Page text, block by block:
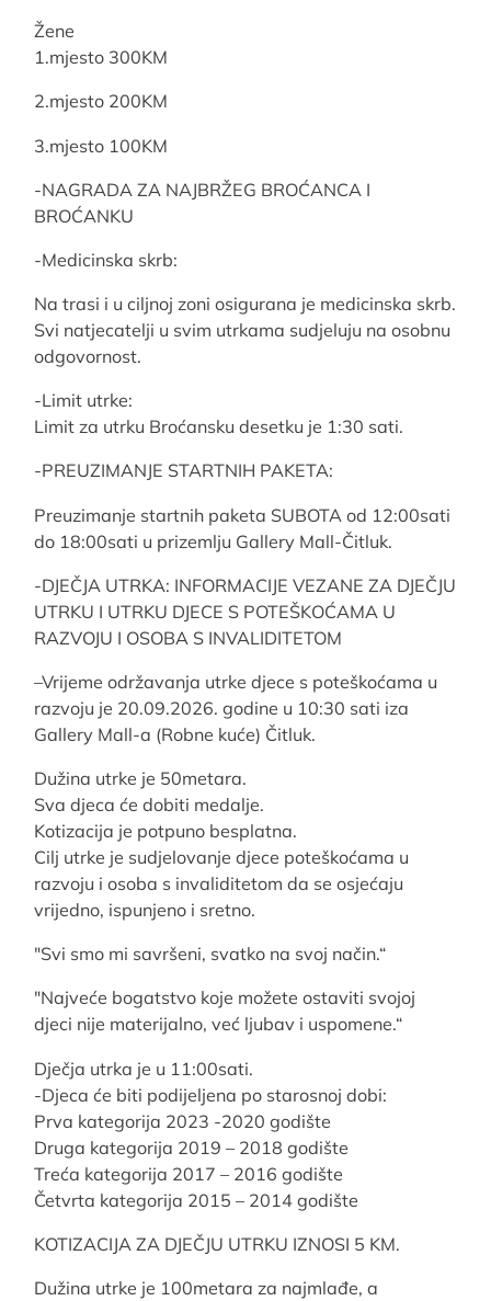
Žene
1.mjesto 300KM
2.mjesto 200KM
3.mjesto 100KM
-NAGRADA ZA NAJBRŽEG BROĆANCA I
BROĆANKU
-Medicinska skrb:
Na trasi i u ciljnoj zoni osigurana je medicinska skrb.
Svi natjecatelji u svim utrkama sudjeluju na osobnu
odgovornost.
-Limit utrke:
Limit za utrku Broćansku desetku je 1:30 sati.
-PREUZIMANJE STARTNIH PAKETA:
Preuzimanje startnih paketa SUBOTA od 12:00sati
do 18:00sati u prizemlju Gallery Mall-Čitluk.
-DJEČJA UTRKA: INFORMACIJE VEZANE ZA DJEČJU
UTRKU I UTRKU DJECE S POTEŠKOĆAMA U
RAZVOJU I OSOBA S INVALIDITETOM
–Vrijeme održavanja utrke djece s poteškoćama u
razvoju je 20.09.2026. godine u 10:30 sati iza
Gallery Mall-a (Robne kuće) Čitluk.
Dužina utrke je 50metara.
Sva djeca će dobiti medalje.
Kotizacija je potpuno besplatna.
Cilj utrke je sudjelovanje djece poteškoćama u
razvoju i osoba s invaliditetom da se osjećaju
vrijedno, ispunjeno i sretno.
"Svi smo mi savršeni, svatko na svoj način.“
"Najveće bogatstvo koje možete ostaviti svojoj
djeci nije materijalno, već ljubav i uspomene.“
Dječja utrka je u 11:00sati.
-Djeca će biti podijeljena po starosnoj dobi:
Prva kategorija 2023 -2020 godište
Druga kategorija 2019 – 2018 godište
Treća kategorija 2017 – 2016 godište
Četvrta kategorija 2015 – 2014 godište
KOTIZACIJA ZA DJEČJU UTRKU IZNOSI 5 KM.
Dužina utrke je 100metara za najmlađe, a